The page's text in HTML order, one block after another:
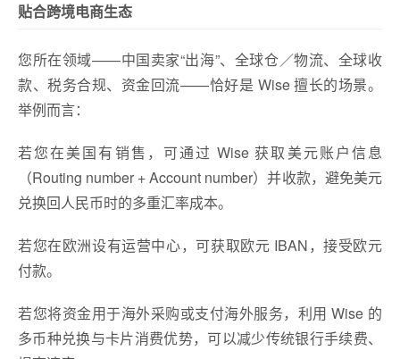
贴合跨境电商生态
您所在领域——中国卖家“出海”、全球仓／物流、全球收
款、税务合规、资金回流——恰好是 Wise 擅长的场景。
举例而言：
若您在美国有销售，可通过 Wise 获取美元账户信息
（Routing number + Account number）并收款，避免美元
兑换回人民币时的多重汇率成本。
若您在欧洲设有运营中心，可获取欧元 IBAN，接受欧元
付款。
若您将资金用于海外采购或支付海外服务，利用 Wise 的
多币种兑换与卡片消费优势，可以减少传统银行手续费、